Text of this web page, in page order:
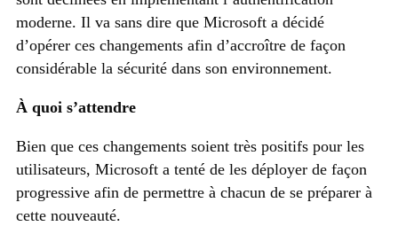
moderne. Il va sans dire que Microsoft a décidé
d’opérer ces changements afin d’accroître de façon
considérable la sécurité dans son environnement.
À quoi s’attendre
Bien que ces changements soient très positifs pour les
utilisateurs, Microsoft a tenté de les déployer de façon
progressive afin de permettre à chacun de se préparer à
cette nouveauté.